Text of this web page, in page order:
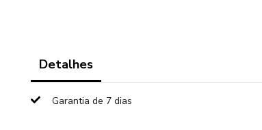
Detalhes
Garantia de 7 dias